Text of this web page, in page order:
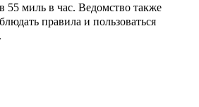
55 миль в час. Ведомство также
правила и пользоваться